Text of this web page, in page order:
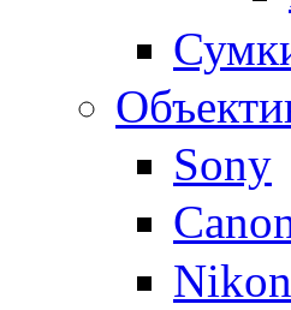
Sony
Nikon